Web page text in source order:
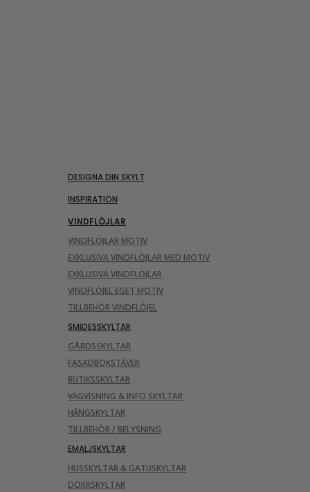
DESIGNA DIN SKYLT
INSPIRATION
VINDFLÖJLAR
VINDFLÖJLAR MOTIV
EXKLUSIVA VINDFLÖJLAR MED MOTIV
EXKLUSIVA VINDFLÖJLAR
VINDFLÖJEL EGET MOTIV
TILLBEHÖR VINDFLÖJEL
SMIDESSKYLTAR
GÅRDSSKYLTAR
FASADBOKSTÄVER
BUTIKSSKYLTAR
VÄGVISNING & INFO SKYLTAR
HÄNGSKYLTAR
TILLBEHÖR / BELYSNING
EMALJSKYLTAR
HUSSKYLTAR & GATUSKYLTAR
DÖRRSKYLTAR